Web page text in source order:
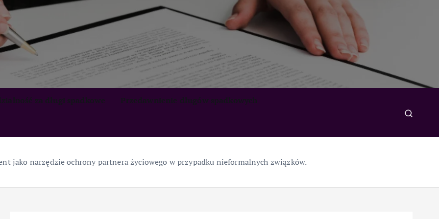
jako narzędzie ochrony partnera życiowego w przypadku nieformalnych związków.